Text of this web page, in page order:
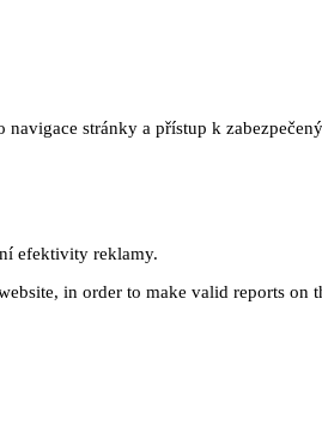
stránky a přístup k
efektivity reklamy.
in order to make valid reports on